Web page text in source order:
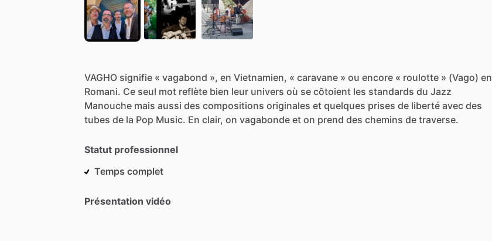
VAGHO signifie « vagabond », en Vietnamien, « caravane » ou encore « roulotte » (Vago) en
Romani. Ce seul mot reflète bien leur univers où se côtoient les standards du Jazz
Manouche mais aussi des compositions originales et quelques prises de liberté avec des
tubes de la Pop Music. En clair, on vagabonde et on prend des chemins de traverse.
Statut professionnel
Temps complet
Présentation vidéo